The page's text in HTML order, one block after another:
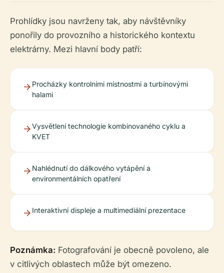
Prohlídky jsou navrženy tak, aby návštěvníky
ponořily do provozního a historického kontextu
elektrárny. Mezi hlavní body patří:
Procházky kontrolními místnostmi a turbínovými
halami
Vysvětlení technologie kombinovaného cyklu a
KVET
Nahlédnutí do dálkového vytápění a
environmentálních opatření
Interaktivní displeje a multimediální prezentace
Poznámka: Fotografování je obecně povoleno, ale
v citlivých oblastech může být omezeno.